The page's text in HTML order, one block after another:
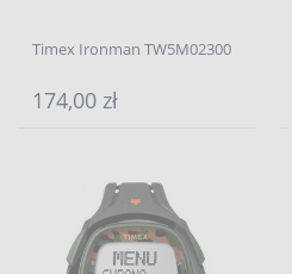
Timex Ironman TW5M02300
174,00 zł